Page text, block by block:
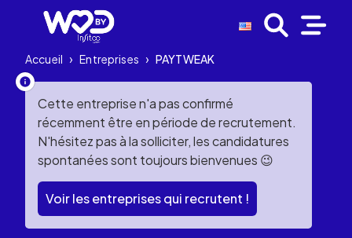
Accueil › Entreprises › PAYTWEAK
Cette entreprise n'a pas confirmé
récemment être en période de recrutement.
N'hésitez pas à la solliciter, les candidatures
spontanées sont toujours bienvenues 😉
Voir les entreprises qui recrutent !